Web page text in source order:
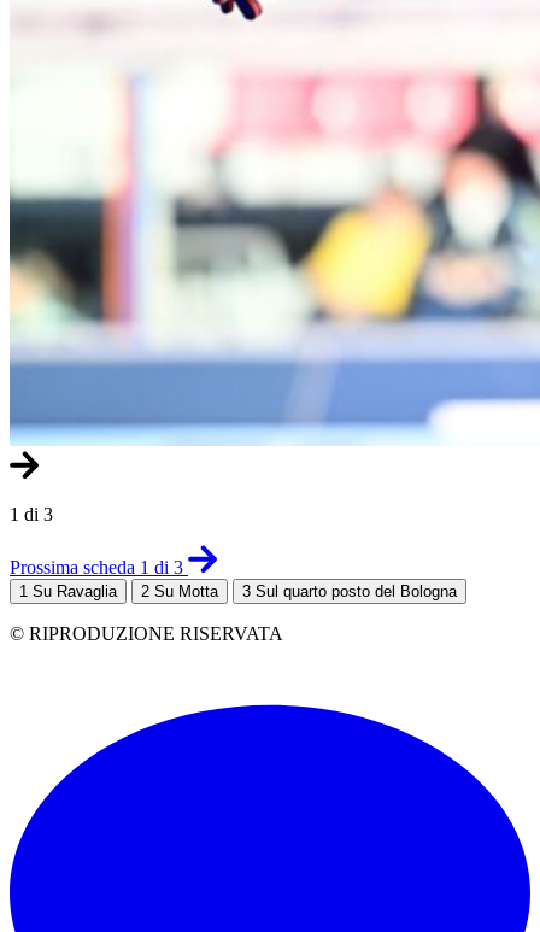
1 di 3
Prossima scheda 1 di 3
1 Su Ravaglia 2 Su Motta 3 Sul quarto posto del Bologna
© RIPRODUZIONE RISERVATA